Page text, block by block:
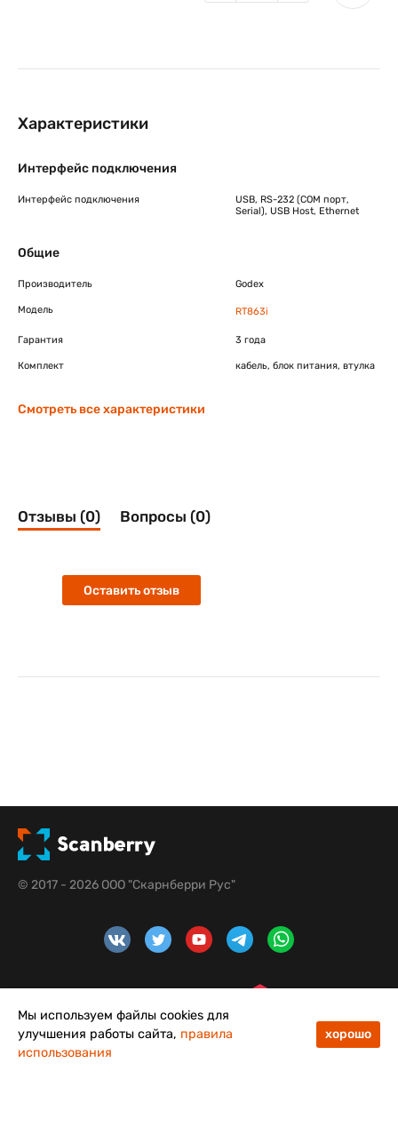
Характеристики
Интерфейс подключения
Интерфейс подключения
USB, RS-232 (COM порт,
Serial), USB Host, Ethernet
Общие
Производитель Godex
Модель RT863i
Гарантия 3 года
Комплект кабель, блок питания, втулка
Смотреть все характеристики
Отзывы (0) Вопросы (0)
Оставить отзыв
© 2017 - 2026 ООО "Скарнберри Рус"
48
Мы используем файлы cookies для
улучшения работы сайта, правила
использования
хорошо